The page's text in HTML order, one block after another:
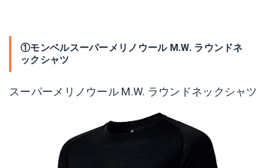
①モンベルスーパーメリノウール M.W. ラウンドネ
ックシャツ
スーパーメリノウール M.W. ラウンドネックシャツ